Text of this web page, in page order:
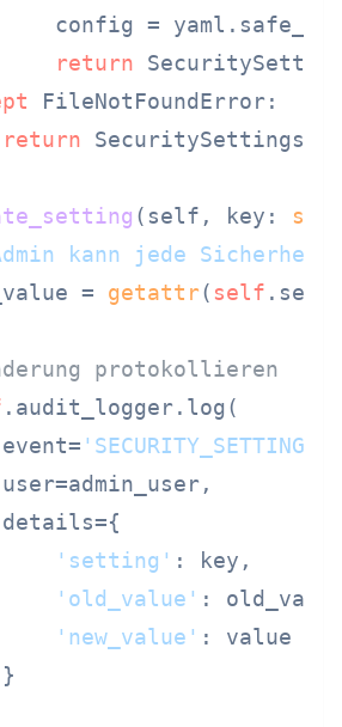
config =
return
FileNotFoundError:
return SecuritySettings()
( self, key: str
kann jede
=
getattr( self
protokollieren
.audit_logger.log(
'setting' : key,
'old_value' :
'new_value' : value